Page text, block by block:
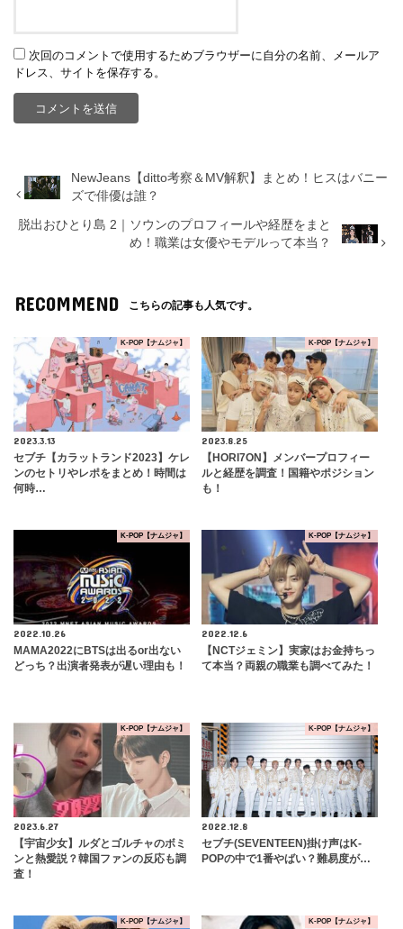
次回のコメントで使用するためブラウザーに自分の名前、メールア
ドレス、サイトを保存する。
NewJeans【ditto考察＆MV解釈】まとめ！ヒスはバニー
ズで俳優は誰？
脱出おひとり島 2｜ソウンのプロフィールや経歴をまと
め！職業は女優やモデルって本当？
RECOMMEND こちらの記事も人気です。
K-POP【ナムジャ】
2023.3.13
セブチ【カラットランド2023】ケレ
ンのセトリやレポをまとめ！時間は
何時…
K-POP【ナムジャ】
2023.8.25
【HORI7ON】メンバープロフィー
ルと経歴を調査！国籍やポジション
も！
K-POP【ナムジャ】
2022.10.26
MAMA2022にBTSは出るor出ない
どっち？出演者発表が遅い理由も！
K-POP【ナムジャ】
2022.12.6
【NCTジェミン】実家はお金持ちっ
て本当？両親の職業も調べてみた！
K-POP【ナムジャ】
2023.6.27
【宇宙少女】ルダとゴルチャのボミ
ンと熱愛説？韓国ファンの反応も調
査！
K-POP【ナムジャ】
2022.12.8
セブチ(SEVENTEEN)掛け声はK-
POPの中で1番やばい？難易度が…
K-POP【ナムジャ】 K-POP【ナムジャ】